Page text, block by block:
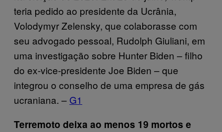
teria pedido ao presidente da Ucrânia,
Volodymyr Zelensky, que colaborasse com
seu advogado pessoal, Rudolph Giuliani, em
uma investigação sobre Hunter Biden – filho
do ex-vice-presidente Joe Biden – que
integrou o conselho de uma empresa de gás
ucraniana. – G1
Terremoto deixa ao menos 19 mortos e